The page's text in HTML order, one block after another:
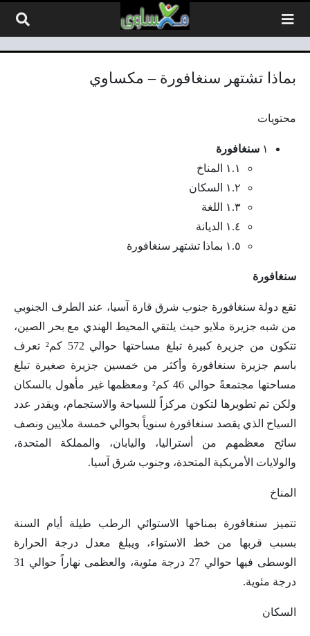
بماذا تشتهر سنغافورة – مكساوي
محتويات
١ سنغافورة
١.١ المناخ
١.٢ السكان
١.٣ اللغة
١.٤ الديانة
١.٥ بماذا تشتهر سنغافورة
سنغافورة
تقع دولة سنغافورة جنوب شرق قارة آسيا، عند الطرف الجنوبي
من شبه جزيرة ملايو حيث يلتقي المحيط الهندي مع بحر الصين،
تتكون من جزيرة كبيرة تبلغ مساحتها حوالي 572 كم² تعرف
باسم جزيرة سنغافورة وأكثر من خمسين جزيرة صغيرة تبلغ
مساحتها مجتمعةً حوالي 46 كم² ومعظمها غير مأهول بالسكان
ولكن تم تطويرها لتكون مركزاً للسياحة والاستجمام، ويقدر عدد
السياح الذي يقصد سنغافورة سنوياً بحوالي خمسة ملايين ونصف
سائح معظمهم من أستراليا، واليابان، والمملكة المتحدة،
والولايات الأمريكية المتحدة، وجنوب شرق آسيا.
المناخ
تتميز سنغافورة بمناخها الاستوائي الرطب طيلة أيام السنة
بسبب قربها من خط الاستواء، ويبلغ معدل درجة الحرارة
الوسطى فيها حوالي 27 درجة مئوية، والعظمى نهاراً حوالي 31
درجة مئوية.
السكان